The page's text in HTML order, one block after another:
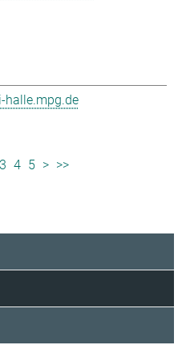
halle.mpg.de
3 4 5 > >>